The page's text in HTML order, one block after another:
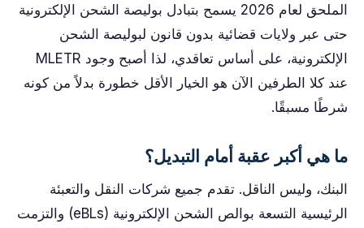
الملحق لعام 2026 يسمح بتبادل بوليصة الشحن الإلكترونية
حتى عبر ولايات قضائية بدون قانون لبوليصة الشحن
الإلكترونية، على أساس تعاقدي، لذا أصبح وجود MLETR
عند كلا الطرفين الآن هو الخيار الأقل خطورة بدلاً من كونه
شرطًا مسبقًا.
ما هي أكبر عقبة أمام التبديل؟
البنك، وليس الناقل. تقدم جميع شركات النقل والتعبئة
الرئيسية التسعة بوالص الشحن الإلكترونية (eBLs) والتزمت